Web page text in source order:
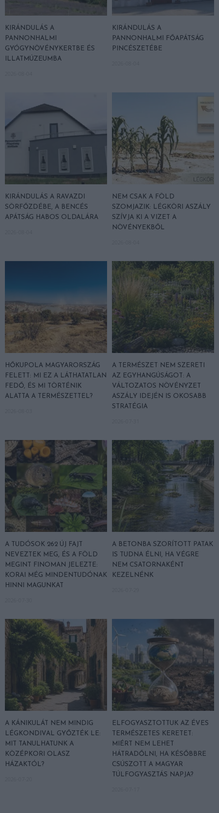
KIRÁNDULÁS A
PANNONHALMI
GYÓGYNÖVÉNYKERTBE ÉS
ILLATMÚZEUMBA
KIRÁNDULÁS A
PANNONHALMI FŐAPÁTSÁG
PINCÉSZETÉBE
KIRÁNDULÁS A RAVAZDI
SÖRFŐZDÉBE, A BENCÉS
APÁTSÁG HABOS OLDALÁRA
NEM CSAK A FÖLD
SZOMJAZIK: LÉGKÖRI ASZÁLY
SZÍVJA KI A VIZET A
NÖVÉNYEKBŐL
HŐKUPOLA MAGYARORSZÁG
FELETT: MI EZ A LÁTHATATLAN
FEDŐ, ÉS MI TÖRTÉNIK
ALATTA A TERMÉSZETTEL?
A TERMÉSZET NEM SZERETI
AZ EGYHANGÚSÁGOT: A
VÁLTOZATOS NÖVÉNYZET
ASZÁLY IDEJÉN IS OKOSABB
STRATÉGIA
A TUDÓSOK 262 ÚJ FAJT
NEVEZTEK MEG, ÉS A FÖLD
MEGINT FINOMAN JELEZTE:
KORAI MÉG MINDENTUDÓNAK
HINNI MAGUNKAT
A BETONBA SZORÍTOTT PATAK
IS TUDNA ÉLNI, HA VÉGRE
NEM CSATORNAKÉNT
KEZELNÉNK
A KÁNIKULÁT NEM MINDIG
LÉGKONDIVAL GYŐZTÉK LE:
MIT TANULHATUNK A
KÖZÉPKORI OLASZ
HÁZAKTÓL?
ELFOGYASZTOTTUK AZ ÉVES
TERMÉSZETES KERETET:
MIÉRT NEM LEHET
HÁTRADŐLNI, HA KÉSŐBBRE
CSÚSZOTT A MAGYAR
TÚLFOGYASZTÁS NAPJA?